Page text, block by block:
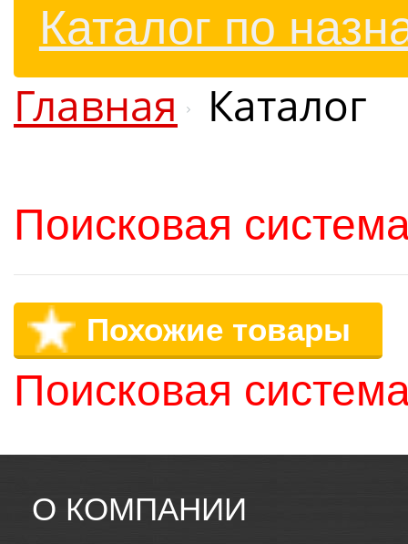
Каталог по
Главная Каталог
Поисковая
Похожие товары
Поисковая
О КОМПАНИИ